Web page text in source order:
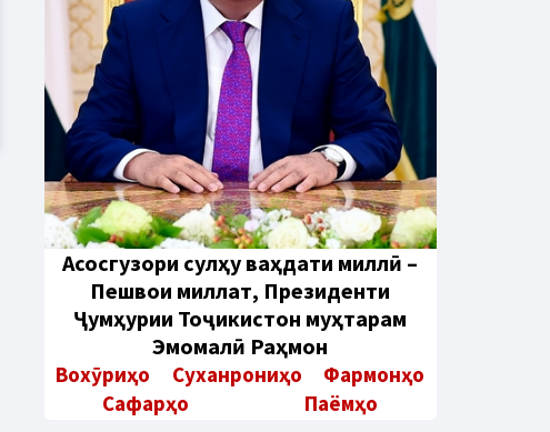
Aсосгузори сулҳу ваҳдати миллӣ –
Пешвои миллат, Президенти
Ҷумҳурии Тоҷикистон муҳтарам
Эмомалӣ Раҳмон
Вохӯриҳо Суханрониҳо
Фармонҳо
Сафарҳо
Паёмҳо